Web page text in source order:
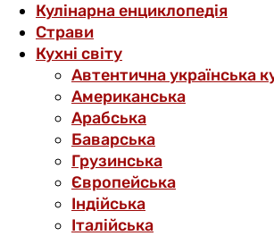
Кулінарна енциклопедія
Страви
Кухні світу
Автентична українська
Американська
Арабська
Баварська
Грузинська
Європейська
Індійська
Італійська